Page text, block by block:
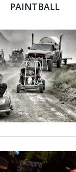
PAINTBALL